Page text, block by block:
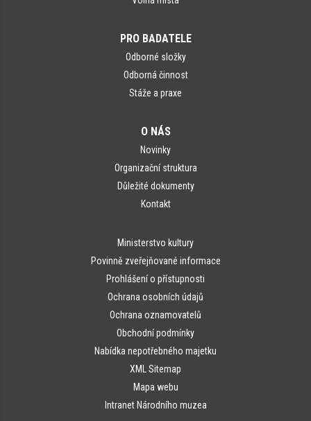
PRO BADATELE
Odborné složky
Odborná činnost
Stáže a praxe
O NÁS
Novinky
Organizační struktura
Důležité dokumenty
Kontakt
Ministerstvo kultury
Povinně zveřejňované informace
Prohlášení o přístupnosti
Ochrana osobních údajů
Ochrana oznamovatelů
Obchodní podmínky
Nabídka nepotřebného majetku
XML Sitemap
Mapa webu
Intranet Národního muzea